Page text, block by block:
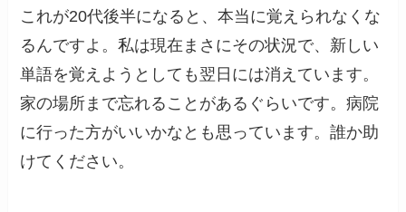
これが20代後半になると、本当に覚えられなくな
るんですよ。私は現在まさにその状況で、新しい
単語を覚えようとしても翌日には消えています。
家の場所まで忘れることがあるぐらいです。病院
に行った方がいいかなとも思っています。誰か助
けてください。